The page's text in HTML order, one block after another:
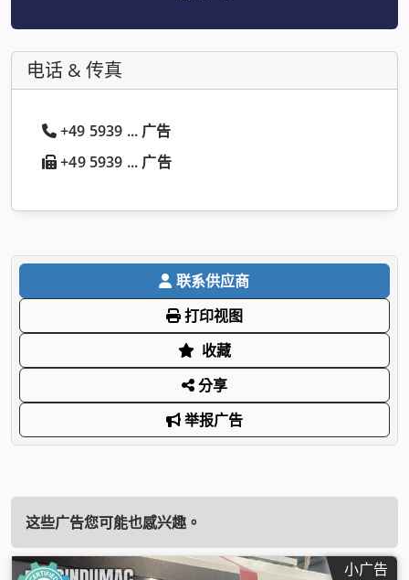
电话 & 传真
+49 5939 ... 广告
+49 5939 ... 广告
联系供应商
打印视图
收藏
分享
举报广告
这些广告您可能也感兴趣。
小广告